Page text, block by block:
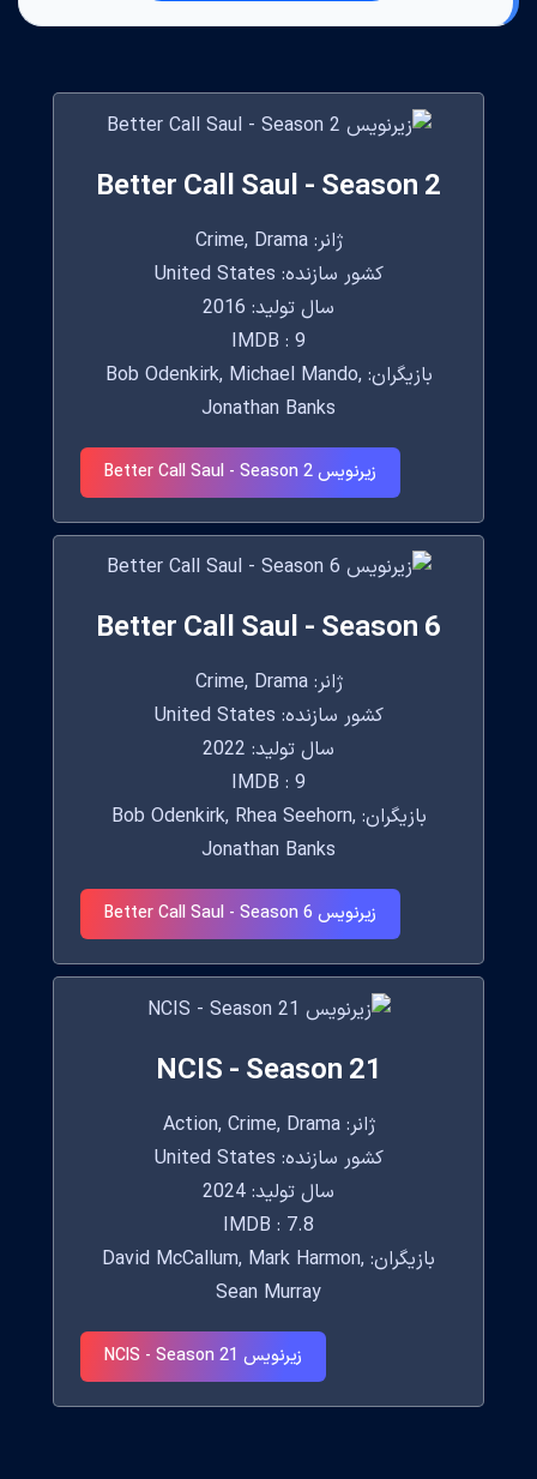
Better Call Saul - Season 2
ژانر: Crime, Drama
کشور سازنده: United States
سال تولید: 2016
IMDB : 9
بازیگران: Bob Odenkirk, Michael Mando,
Jonathan Banks
زیرنویس Better Call Saul - Season 2
Better Call Saul - Season 6
ژانر: Crime, Drama
کشور سازنده: United States
سال تولید: 2022
IMDB : 9
بازیگران: Bob Odenkirk, Rhea Seehorn,
Jonathan Banks
زیرنویس Better Call Saul - Season 6
NCIS - Season 21
ژانر: Action, Crime, Drama
کشور سازنده: United States
سال تولید: 2024
IMDB : 7.8
بازیگران: David McCallum, Mark Harmon,
Sean Murray
زیرنویس NCIS - Season 21